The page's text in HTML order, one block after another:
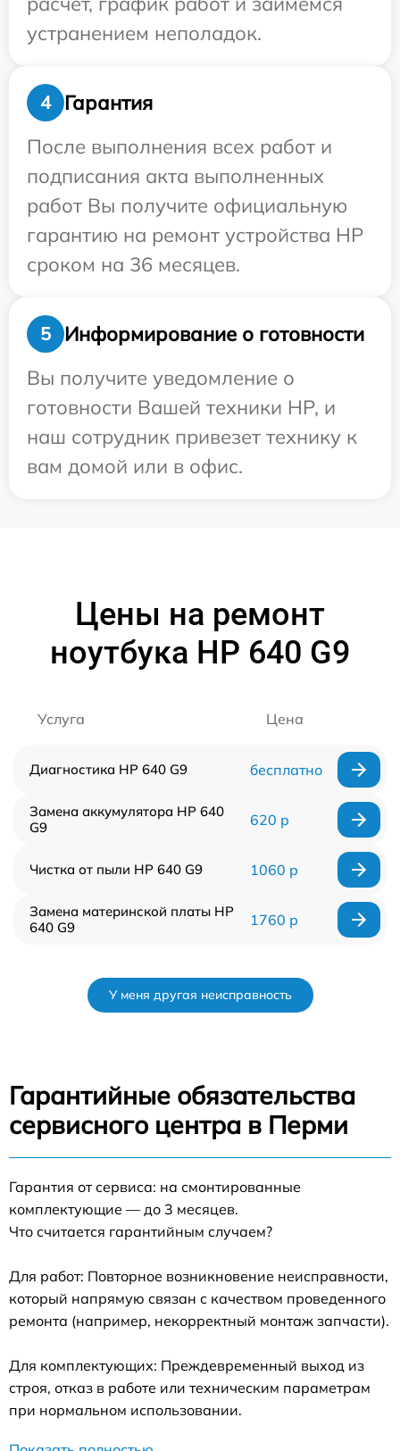
устранением неполадок.
4
Гарантия
После выполнения всех работ и
подписания акта выполненных
работ Вы получите официальную
гарантию на ремонт устройства HP
сроком на 36 месяцев.
5
Информирование о готовности
Вы получите уведомление о
готовности Вашей техники HP, и
наш сотрудник привезет технику к
вам домой или в офис.
Цены на ремонт
ноутбука HP 640 G9
Услуга Цена
Диагностика HP 640 G9 бесплатно
Замена аккумулятора HP 640
G9
620 р
Чистка от пыли HP 640 G9 1060 р
Замена материнской платы HP
640 G9
1760 р
У меня другая неисправность
Гарантийные обязательства
сервисного центра в Перми
Гарантия от сервиса: на смонтированные
комплектующие — до 3 месяцев.
Что считается гарантийным случаем?
Для работ: Повторное возникновение неисправности,
который напрямую связан с качеством проведенного
ремонта (например, некорректный монтаж запчасти).
Для комплектующих: Преждевременный выход из
строя, отказ в работе или техническим параметрам
при нормальном использовании.